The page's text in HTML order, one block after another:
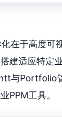
在于高度可
建适应特定
与Portfolio
PPM工具。